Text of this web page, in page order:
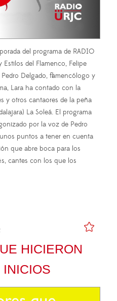
del programa de RADIO
Estilos del Flamenco, Felipe
Delgado, flamencólogo y
Lara ha contado con la
y otros cantaores de la peña
La Soleá. El programa
por la voz de Pedro
puntos a tener en cuenta
que abre boca para los
cantes con los que los
HICIERON
INICIOS